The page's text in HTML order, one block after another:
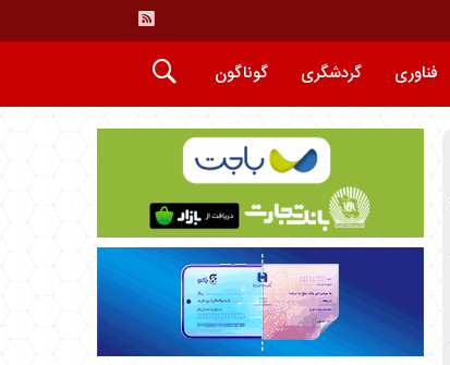
فناوری گردشگری گوناگون